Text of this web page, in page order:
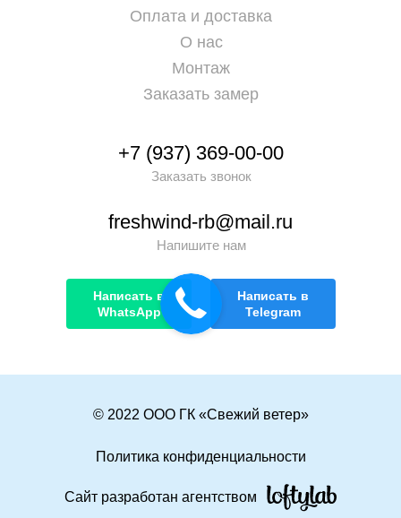
+7 (937) 369-00-00
Заказать звонок
freshwind-rb@mail.ru
Напишите нам
Оплата и доставка
О нас
Монтаж
Заказать замер
Написать в
WhatsApp
Написать в
Telegram
Сайт разработан агентством
© 2022 ООО ГК «Свежий ветер»
Политика конфиденциальности